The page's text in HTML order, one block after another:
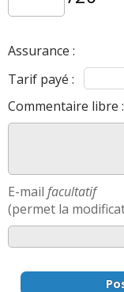
Assurance :
Tarif payé :
Commentaire libre :
E-mail facultatif
(permet la